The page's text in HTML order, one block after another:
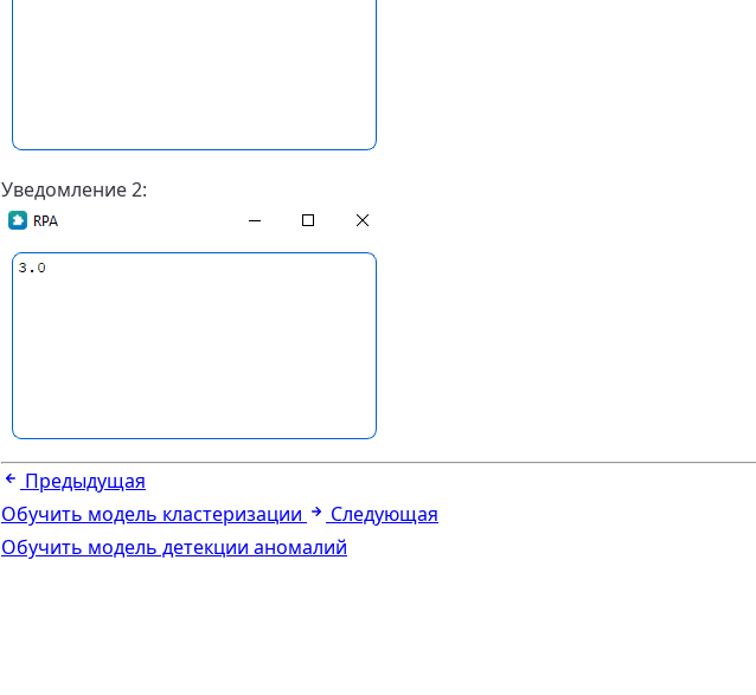
Уведомление 2:
Предыдущая
Обучить модель кластеризации
Следующая
Обучить модель детекции аномалий